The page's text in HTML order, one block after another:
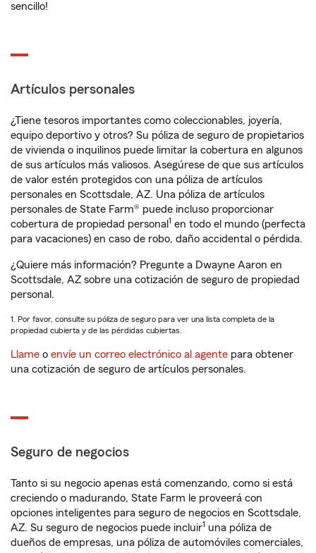
sencillo!
Artículos personales
¿Tiene tesoros importantes como coleccionables, joyería,
equipo deportivo y otros? Su póliza de seguro de propietarios
de vivienda o inquilinos puede limitar la cobertura en algunos
de sus artículos más valiosos. Asegúrese de que sus artículos
de valor estén protegidos con una póliza de artículos
personales en Scottsdale, AZ. Una póliza de artículos
personales de State Farm® puede incluso proporcionar
cobertura de propiedad personal 1 en todo el mundo (perfecta
para vacaciones) en caso de robo, daño accidental o pérdida.
¿Quiere más información? Pregunte a Dwayne Aaron en
Scottsdale, AZ sobre una cotización de seguro de propiedad
personal.
1. Por favor, consulte su póliza de seguro para ver una lista completa de la
propiedad cubierta y de las pérdidas cubiertas.
Llame o envíe un correo electrónico al agente para obtener
una cotización de seguro de artículos personales.
Seguro de negocios
Tanto si su negocio apenas está comenzando, como si está
creciendo o madurando, State Farm le proveerá con
opciones inteligentes para seguro de negocios en Scottsdale,
AZ. Su seguro de negocios puede incluir1 una póliza de
dueños de empresas, una póliza de automóviles comerciales,